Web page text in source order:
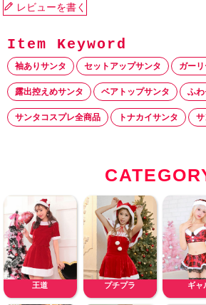
レビューを書く
袖ありサンタ セットアップサンタ ガー
露出控えめサンタ ベアトップサンタ ふ
サンタコスプレ全商品 トナカイサンタ
王道 プチプラ ギャ